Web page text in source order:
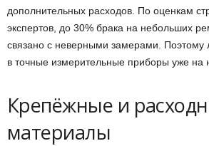
дополнительных расходов. По оценкам
экспертов, до 30% брака на небольших
связано с неверными замерами. Поэтому
в точные измерительные приборы уже на
Крепёжные и
материалы